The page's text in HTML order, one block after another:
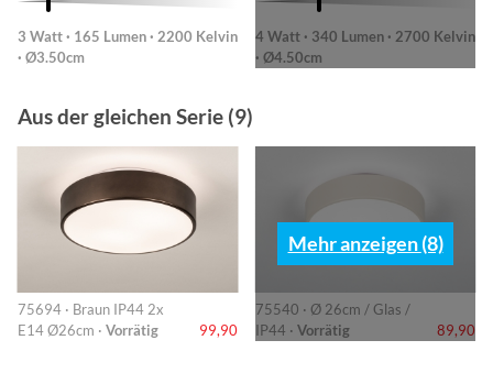
3 Watt · 165 Lumen · 2200 Kelvin
· Ø3.50cm
4 Watt · 340 Lumen · 2700 Kelvin
· Ø4.50cm
Aus der gleichen Serie (9)
75694 · Braun IP44 2x
E14 Ø26cm · Vorrätig 99,90
75540 · Ø 26cm / Glas /
IP44 · Vorrätig 89,90
Mehr anzeigen (8)